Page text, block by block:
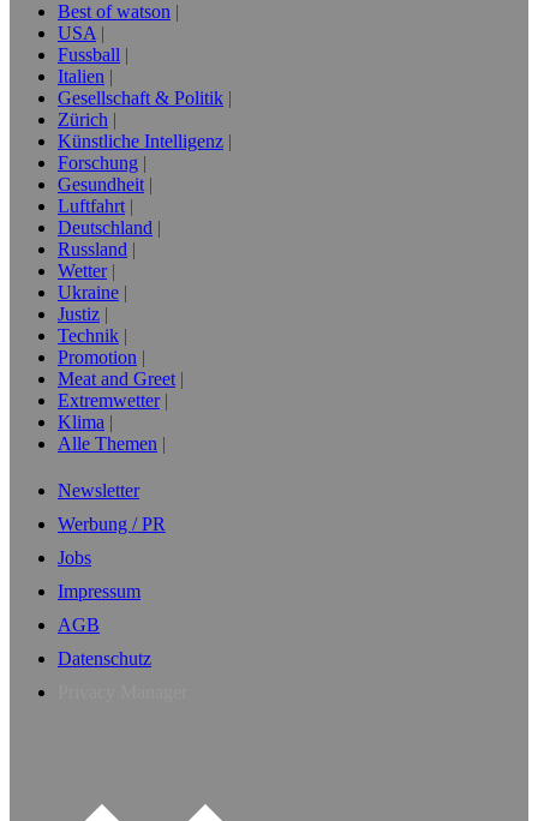
Best of watson
USA
Fussball
Italien
Gesellschaft & Politik
Zürich
Künstliche Intelligenz
Forschung
Gesundheit
Luftfahrt
Deutschland
Russland
Wetter
Ukraine
Justiz
Technik
Promotion
Meat and Greet
Extremwetter
Klima
Alle Themen
Newsletter
Werbung / PR
Jobs
Impressum
AGB
Datenschutz